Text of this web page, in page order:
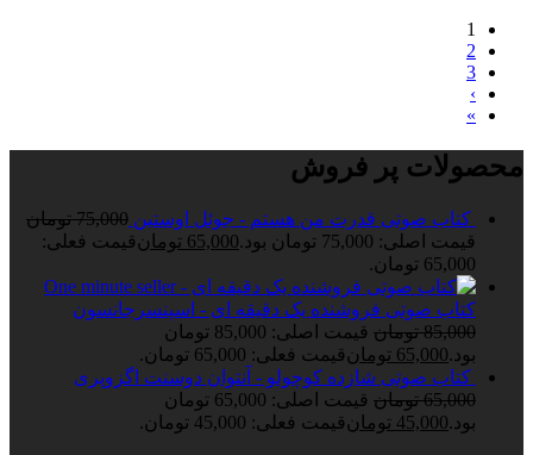
1
2
3
›
»
محصولات پر فروش
کتاب صوتی قدرت من هستم - جوئل اوستین 75,000 تومان
قیمت اصلی: 75,000 تومان بود.
65,000 تومانقیمت فعلی:
65,000 تومان.
کتاب صوتی فروشنده یک دقیقه ای - اسپنسرجانسون
85,000 تومان
قیمت اصلی: 85,000 تومان
بود.65,000 تومانقیمت فعلی: 65,000 تومان.
کتاب صوتی شازده کوچولو - آنتوان دوسنت اگزوپری
65,000 تومان
قیمت اصلی: 65,000 تومان
بود.45,000 تومانقیمت فعلی: 45,000 تومان.